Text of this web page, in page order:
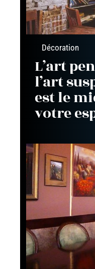
Décoration
L’art
l’art
est le
votre